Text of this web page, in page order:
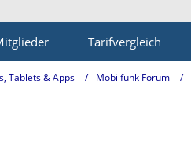
Tarifvergleich
Tablets & Apps Mobilfunk Forum